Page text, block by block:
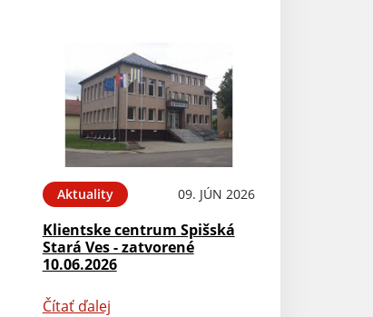
Aktuality 09. JÚN 2026
Klientske centrum Spišská
Stará Ves - zatvorené
10.06.2026
Čítať ďalej